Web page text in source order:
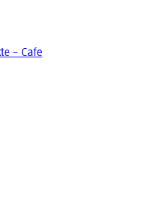
– Cafe